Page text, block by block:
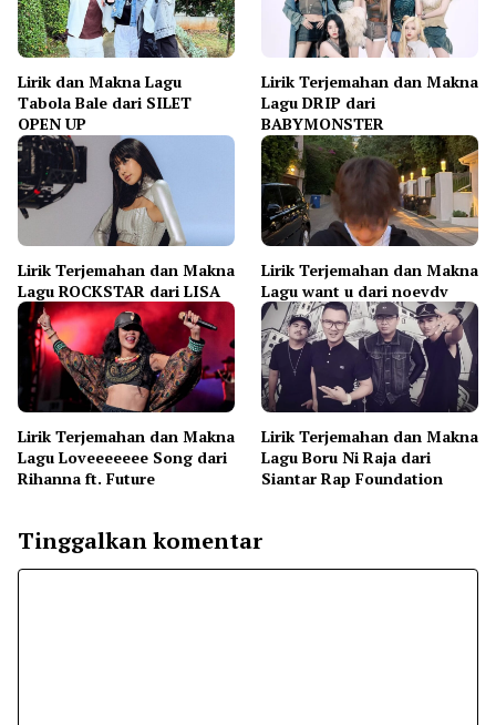
Lirik dan Makna Lagu
Tabola Bale dari SILET
OPEN UP
Lirik Terjemahan dan Makna
Lagu DRIP dari
BABYMONSTER
Lirik Terjemahan dan Makna
Lagu ROCKSTAR dari LISA
Lirik Terjemahan dan Makna
Lagu want u dari noevdv
Lirik Terjemahan dan Makna
Lagu Loveeeeeee Song dari
Rihanna ft. Future
Lirik Terjemahan dan Makna
Lagu Boru Ni Raja dari
Siantar Rap Foundation
Tinggalkan komentar
Komentar